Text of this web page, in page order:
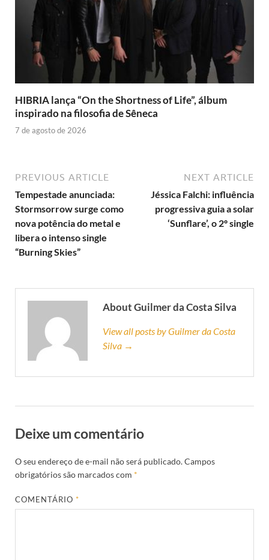
HIBRIA lança “On the Shortness of Life”, álbum
inspirado na filosofia de Sêneca
7 de agosto de 2026
PREVIOUS ARTICLE
Tempestade anunciada:
Stormsorrow surge como
nova potência do metal e
libera o intenso single
“Burning Skies”
NEXT ARTICLE
Jéssica Falchi: influência
progressiva guia a solar
‘Sunflare’, o 2º single
About Guilmer da Costa Silva
View all posts by Guilmer da Costa
Silva →
Deixe um comentário
O seu endereço de e-mail não será publicado.Campos
obrigatórios são marcados com *
COMENTÁRIO*